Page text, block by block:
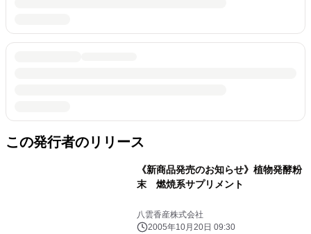
この発行者のリリース
《新商品発売のお知らせ》植物発酵粉
末 燃焼系サプリメント
八雲香産株式会社
2005年10月20日 09:30